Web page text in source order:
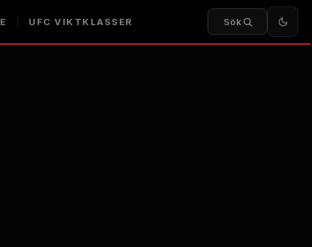
UFC VIKTKLASSER Sök